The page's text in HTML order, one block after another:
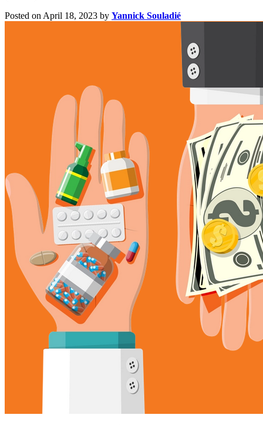
Posted on April 18, 2023 by Yannick Souladié